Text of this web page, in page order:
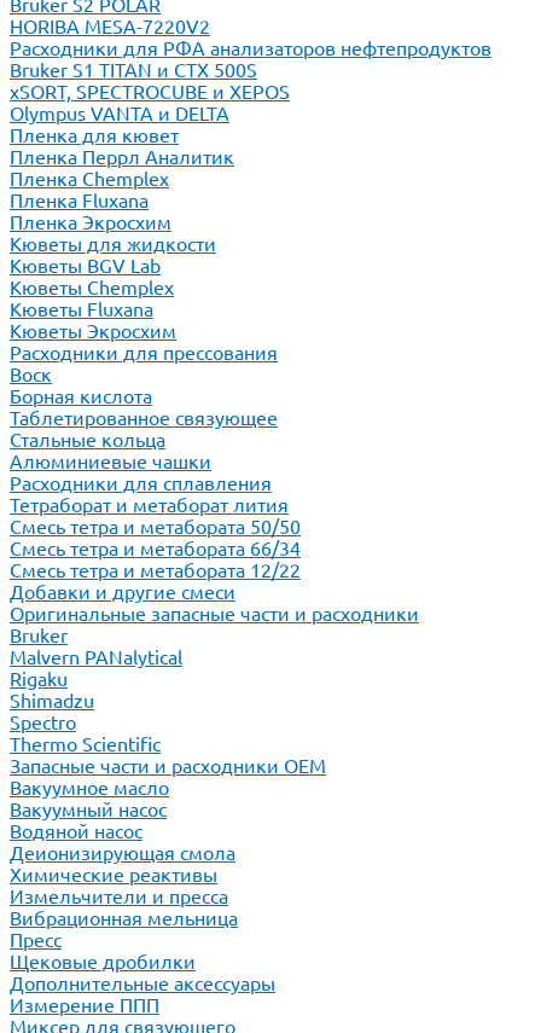
Bruker S2 POLAR
HORIBA MESA-7220V2
Расходники для РФА анализаторов нефтепродуктов
Bruker S1 TITAN и CTX 500S
xSORT, SPECTROCUBE и XEPOS
Olympus VANTA и DELTA
Пленка для кювет
Пленка Перрл Аналитик
Пленка Chemplex
Пленка Fluxana
Пленка Экросхим
Кюветы для жидкости
Кюветы BGV Lab
Кюветы Chemplex
Кюветы Fluxana
Кюветы Экросхим
Расходники для прессования
Воск
Борная кислота
Таблетированное связующее
Стальные кольца
Алюминиевые чашки
Расходники для сплавления
Тетраборат и метаборат лития
Смесь тетра и метабората 50/50
Смесь тетра и метабората 66/34
Смесь тетра и метабората 12/22
Добавки и другие смеси
Оригинальные запасные части и расходники
Bruker
Malvern PANalytical
Rigaku
Shimadzu
Spectro
Thermo Scientific
Запасные части и расходники ОЕМ
Вакуумное масло
Вакуумный насос
Водяной насос
Деионизирующая смола
Химические реактивы
Измельчители и пресса
Вибрационная мельница
Пресс
Щековые дробилки
Дополнительные аксессуары
Измерение ППП
Миксер для связующего